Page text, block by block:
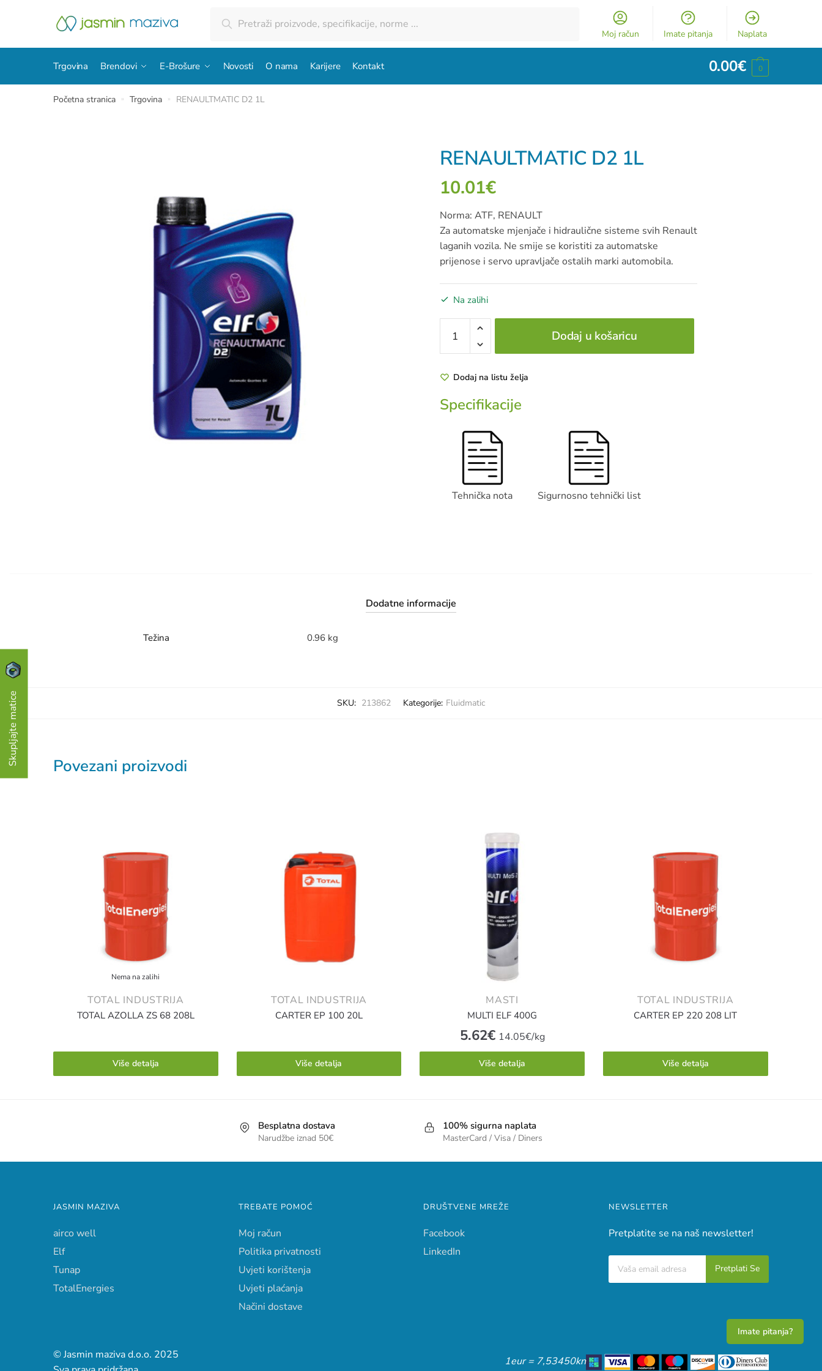
Pretraži
Moj račun Imate pitanja Naplata
Trgovina Brendovi E-Brošure Novosti O nama Karijere Kontakt 0.00€ 0
Početna stranica » Trgovina » RENAULTMATIC D2 1L
RENAULTMATIC D2 1L
10.01€
Norma: ATF, RENAULT
Za automatske mjenjače i hidraulične sisteme svih Renault
laganih vozila. Ne smije se koristiti za automatske
prijenose i servo upravljače ostalih marki automobila.
Na zalihi
RENAULTMATIC
1L
količina
Dodaj u košaricu
Dodaj na listu želja
Specifikacije
Tehnička nota Sigurnosno tehnički list
Imate pitanja?
Dodatne informacije
Težina 0.96 kg
SKU: 213862 Kategorije: Fluidmatic
Povezani proizvodi
Nema na zalihi
TOTAL INDUSTRIJA
TOTAL AZOLLA ZS 68 208L
Više detalja
TOTAL INDUSTRIJA
CARTER EP 100 20L
Više detalja
MASTI
MULTI ELF 400G
5.62€ 14.05€/kg
Više detalja
TOTAL INDUSTRIJA
CARTER EP 220 208 LIT
Više detalja
Besplatna dostava
Narudžbe iznad 50€
100% sigurna naplata
MasterCard / Visa / Diners
JASMIN MAZIVA
airco well
Elf
Tunap
TotalEnergies
TREBATE POMOĆ
Moj račun
Politika privatnosti
Uvjeti korištenja
Uvjeti plaćanja
Načini dostave
DRUŠTVENE MREŽE
Facebook
LinkedIn
NEWSLETTER
Pretplatite se na naš newsletter!
© Jasmin maziva d.o.o. 2025
1eur = 7,53450kn
Skupljajte matice